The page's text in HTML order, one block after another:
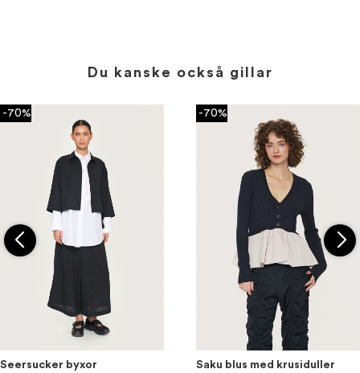
Du kanske också gillar
-70%
Seersucker byxor
-70%
Saku blus med krusiduller